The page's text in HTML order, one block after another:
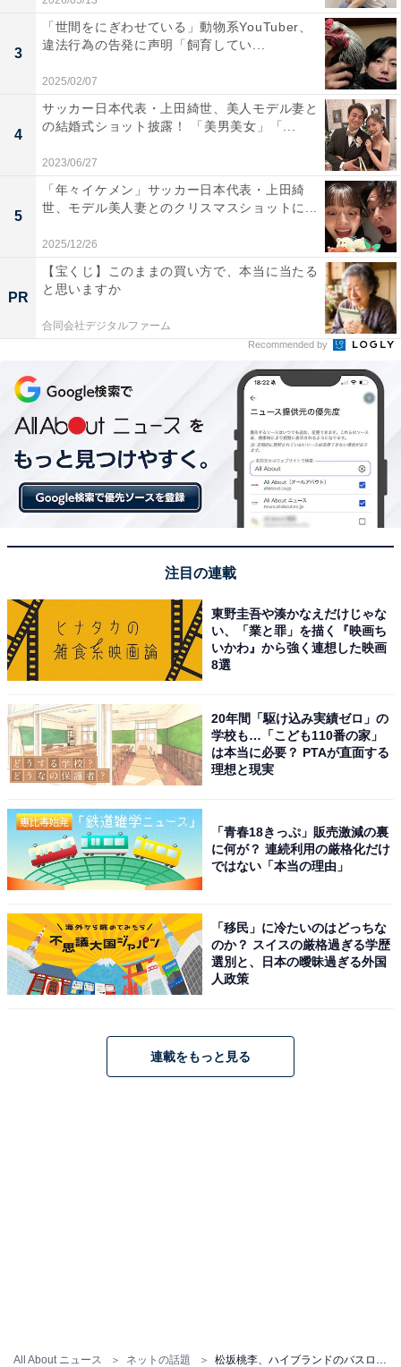
All About ニュース ネットの話題
3
「世間をにぎわせている」動物系YouTuber、
違法行為の告発に声明「飼育してい...
2025/02/07
4
サッカー日本代表・上田綺世、美人モデル妻と
の結婚式ショット披露！ 「美男美女」「...
2023/06/27
5
「年々イケメン」サッカー日本代表・上田綺
世、モデル美人妻とのクリスマスショットに...
2025/12/26
PR
【宝くじ】このままの買い方で、本当に当たる
と思いますか
合同会社デジタルファーム
Recommended by
注目の連載
東野圭吾や湊かなえだけじゃな
い、「業と罪」を描く『映画ち
いかわ』から強く連想した映画
8選
20年間「駆け込み実績ゼロ」の
学校も…「こども110番の家」
は本当に必要？ PTAが直面する
理想と現実
「青春18きっぷ」販売激減の裏
に何が？ 連続利用の厳格化だけ
ではない「本当の理由」
「移民」に冷たいのはどっちな
のか？ スイスの厳格過ぎる学歴
選別と、日本の曖昧過ぎる外国
人政策
連載をもっと見る